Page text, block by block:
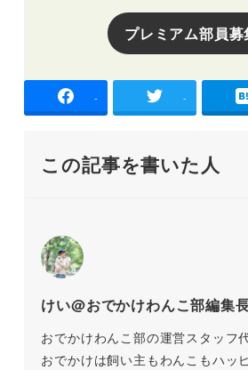
プレミアム部員募
- -
この記事を書いた人
けい@おでかけわんこ部編集
おでかけわんこ部の運営スタッフ
おでかけは飼い主もわんこもハッ